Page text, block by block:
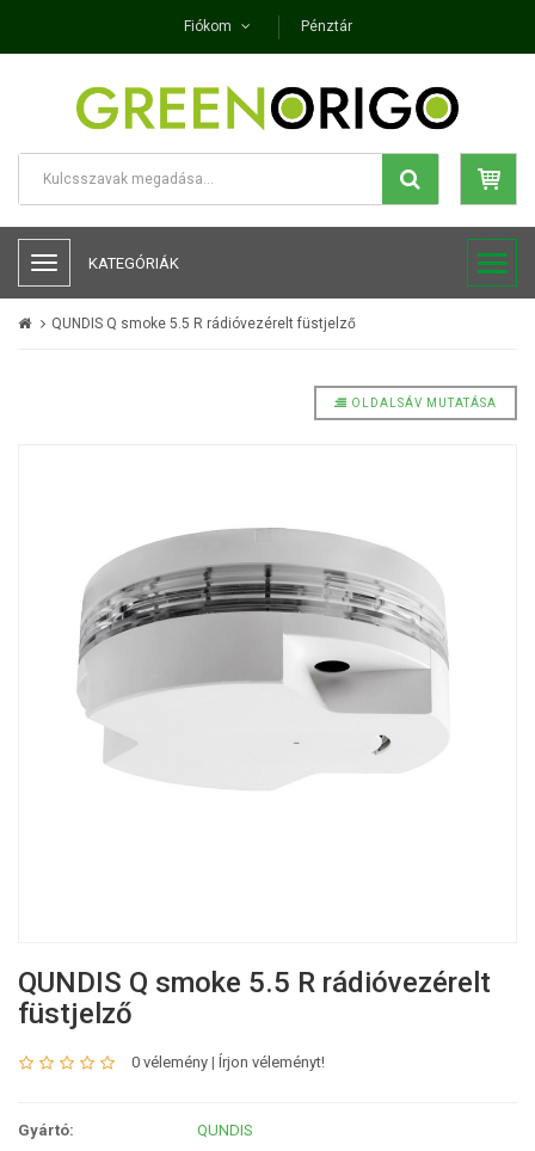
Fiókom Pénztár
KATEGÓRIÁK
QUNDIS Q smoke 5.5 R rádióvezérelt füstjelző
OLDALSÁV MUTATÁSA
QUNDIS Q smoke 5.5 R rádióvezérelt
füstjelző
0 vélemény | Írjon véleményt!
Gyártó:
QUNDIS